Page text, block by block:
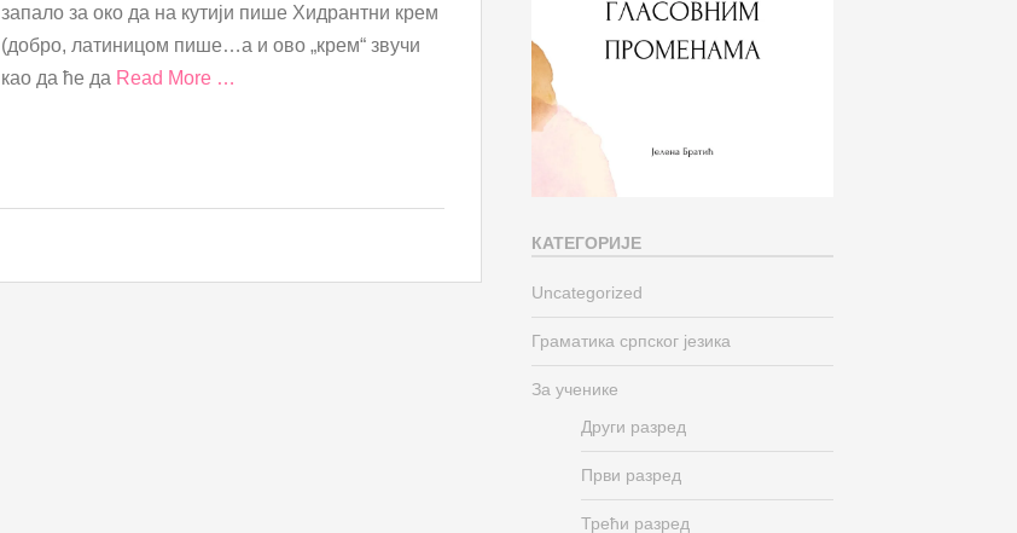
запало за око да на кутији пише Хидрантни крем
(добро, латиницом пише…а и ово „крем“ звучи
као да ће да Read More …
КАТЕГОРИЈЕ
Uncategorized
Граматика српског језика
За ученике
Други разред
Први разред
Трећи разред